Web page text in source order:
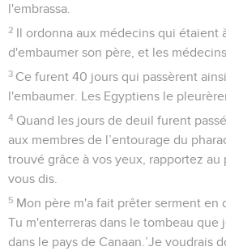
l'embrassa.
2 Il ordonna aux médecins qui étaient
d'embaumer son père, et les
3 Ce furent 40 jours qui passèrent
l'embaumer. Les Egyptiens le
4 Quand les jours de deuil furent
aux membres de l’entourage du
trouvé grâce à vos yeux, rapportez au
vous dis.
5 Mon père m'a fait prêter serment en
Tu m'enterreras dans le tombeau que
dans le pays de Canaan.’Je voudrais